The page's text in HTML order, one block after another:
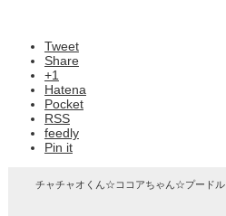
Tweet
Share
+1
Hatena
Pocket
RSS
feedly
Pin it
チャチャオくん☆ココアちゃん☆プードル